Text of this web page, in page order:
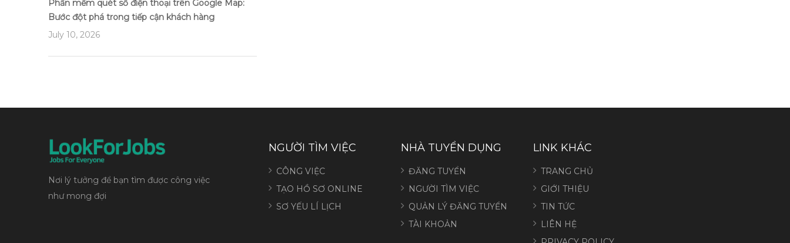
Phần mềm quét số điện thoại trên Google Map:
Bước đột phá trong tiếp cận khách hàng
July 10, 2026
Nơi lý tưởng để bạn tìm được công việc
như mong đợi
NGƯỜI TÌM VIỆC
CÔNG VIỆC
TẠO HỒ SƠ ONLINE
SƠ YẾU LÍ LỊCH
NHÀ TUYỂN DỤNG
ĐĂNG TUYỂN
NGƯỜI TÌM VIỆC
QUẢN LÝ ĐĂNG TUYỂN
TÀI KHOẢN
LINK KHÁC
TRANG CHỦ
GIỚI THIỆU
TIN TỨC
LIÊN HỆ